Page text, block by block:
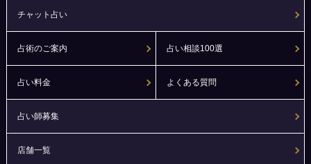
チャット占い
占術のご案内 占い相談100選
占い料金 よくある質問
占い師募集
店舗一覧